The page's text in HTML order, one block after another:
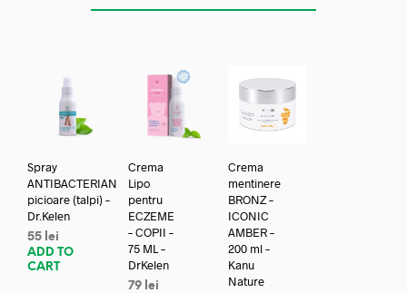
Spray
ANTIBACTERIAN
picioare (talpi) –
Dr.Kelen
55 lei
ADD TO
CART
Crema
Lipo
pentru
ECZEME
– COPII –
75 ML –
DrKelen
79 lei
Crema
mentinere
BRONZ –
ICONIC
AMBER –
200 ml –
Kanu
Nature